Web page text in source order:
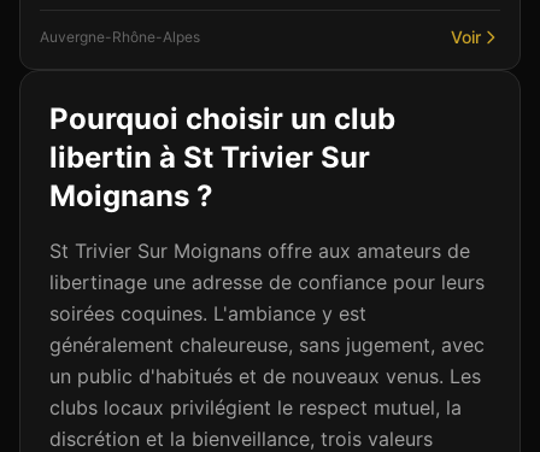
Auvergne-Rhône-Alpes Voir
Pourquoi choisir un club
libertin à St Trivier Sur
Moignans ?
St Trivier Sur Moignans offre aux amateurs de
libertinage une adresse de confiance pour leurs
soirées coquines. L'ambiance y est
généralement chaleureuse, sans jugement, avec
un public d'habitués et de nouveaux venus. Les
clubs locaux privilégient le respect mutuel, la
discrétion et la bienveillance, trois valeurs